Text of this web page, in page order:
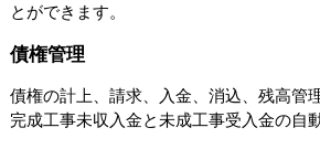
とができます。
債権管理
債権の計上、請求、入金、消込、残高管
完成工事未収入金と未成工事受入金の自